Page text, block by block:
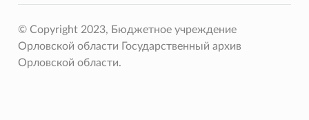
© Copyright 2023, Бюджетное учреждение
Орловской области Государственный архив
Орловской области.